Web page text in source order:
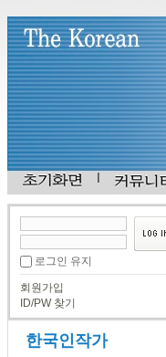
로그인 유지
회원가입
ID/PW 찾기
한국인작가